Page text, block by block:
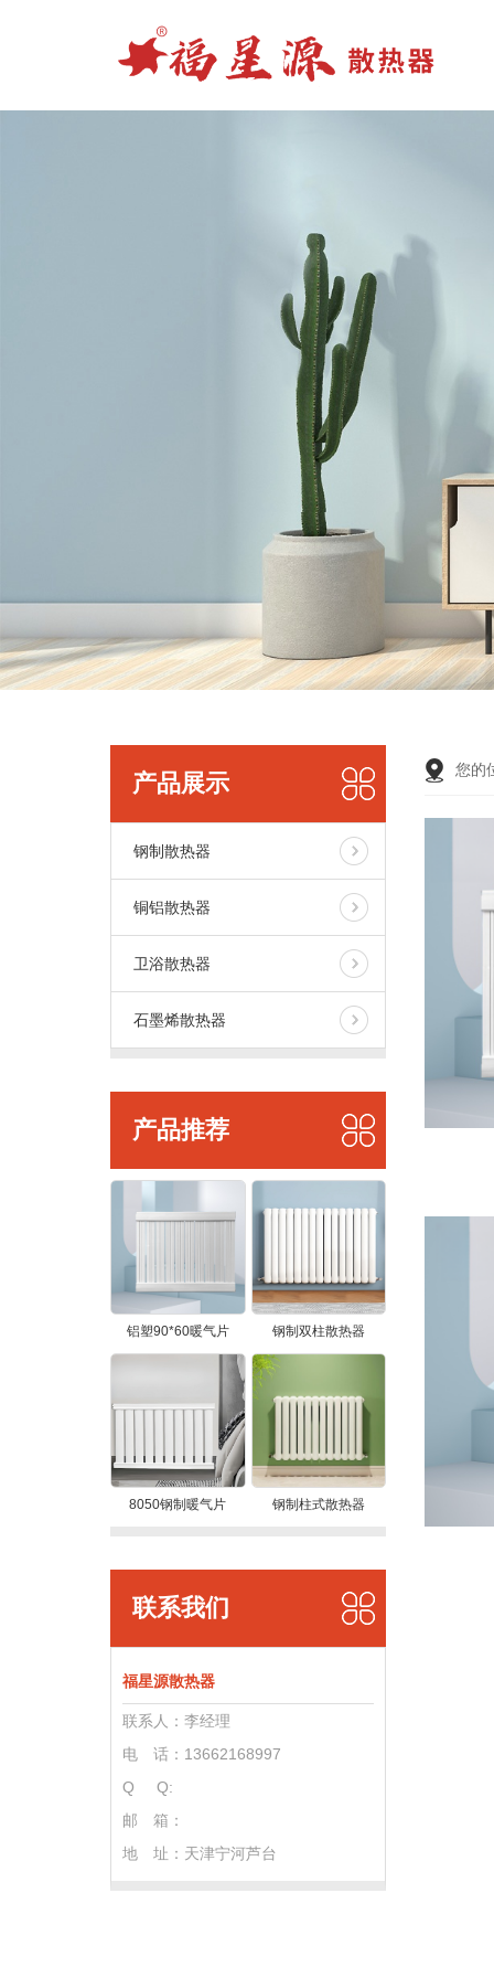
产品展示
钢制散热器
铜铝散热器
卫浴散热器
石墨烯散热器
产品推荐
铝塑90*60暖气片 钢制双柱散热器
8050钢制暖气片 钢制柱式散热器
联系我们
福星源散热器
联系人：李经理
电 话：13662168997
Q Q:
邮 箱：
地 址： 天津宁河芦台
您的